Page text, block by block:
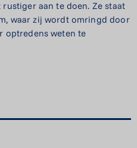
aan te doen. Ze staat
waar zij wordt omringd door
optredens weten te